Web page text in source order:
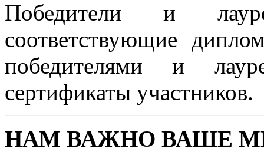
Победители и
соответствующие
победителями и
сертификаты участников.
НАМ ВАЖНО ВАШЕ